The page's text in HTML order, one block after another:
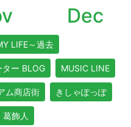
Dec
LIFE～過去
ター BLOG MUSIC LINE
ム商店街 きしゃぽっぽ
飾人